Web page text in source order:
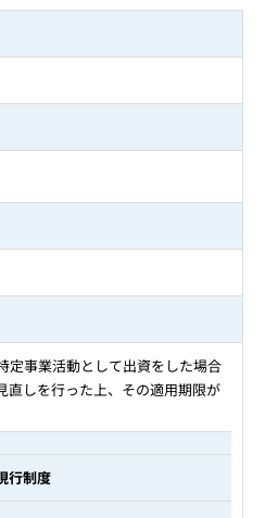
定事業活動として出資をした場合
直しを行った上、その適用期限が
行制度